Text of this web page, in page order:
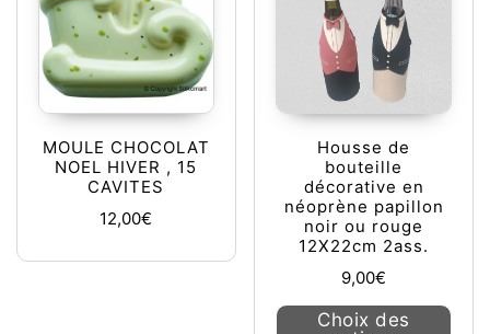
MOULE CHOCOLAT
NOEL HIVER , 15
CAVITES
12,00€
Housse de
bouteille
décorative en
néoprène papillon
noir ou rouge
12X22cm 2ass.
9,00€
Choix des